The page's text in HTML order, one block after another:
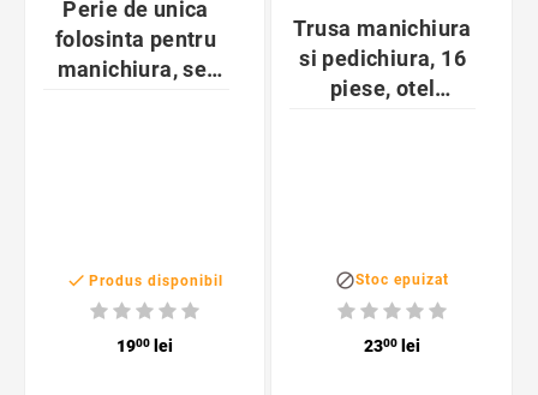
Perie de unica
folosinta pentru
manichiura, set
 Produs disponibil
1900lei
Trusa manichiura
si pedichiura, 16
piese, otel
Stoc epuizat
2300lei